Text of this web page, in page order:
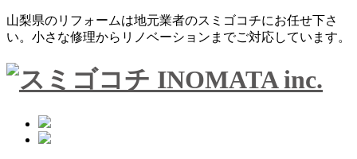
山梨県のリフォームは地元業者のスミゴコチにお任せ下さ
い。小さな修理からリノベーションまでご対応しています。